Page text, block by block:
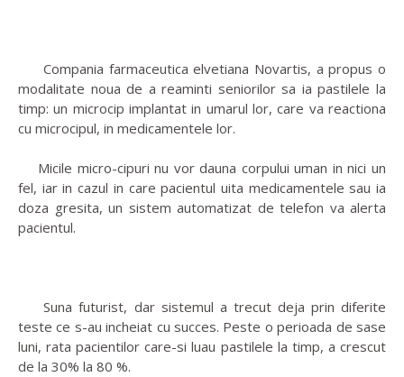
Compania farmaceutica elvetiana Novartis, a propus o
modalitate noua de a reaminti seniorilor sa ia pastilele la
timp: un microcip implantat in umarul lor, care va reactiona
cu microcipul, in medicamentele lor.
Micile micro-cipuri nu vor dauna corpului uman in nici un
fel, iar in cazul in care pacientul uita medicamentele sau ia
doza gresita, un sistem automatizat de telefon va alerta
pacientul.
Suna futurist, dar sistemul a trecut deja prin diferite
teste ce s-au incheiat cu succes. Peste o perioada de sase
luni, rata pacientilor care-si luau pastilele la timp, a crescut
de la 30% la 80 %.